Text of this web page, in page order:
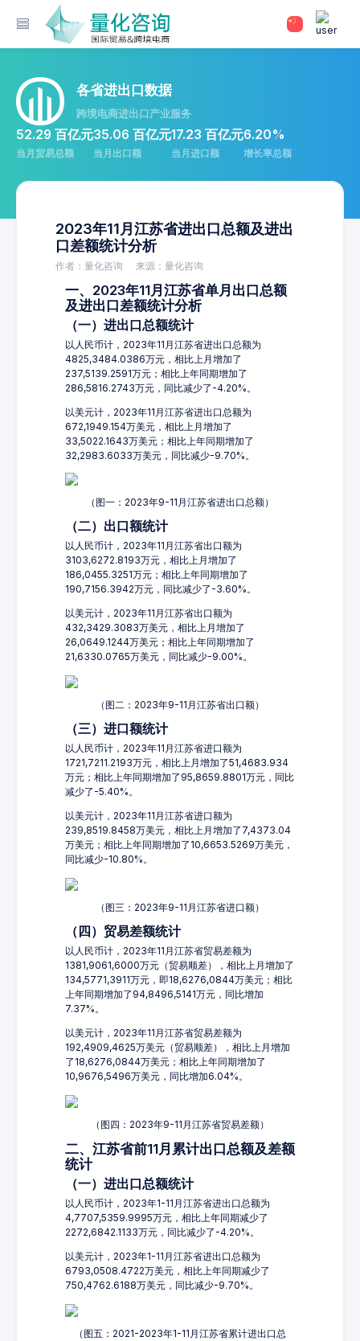
各省进出口数据
跨境电商进出口产业服务
52.29 百亿元
当月贸易总额
35.06 百亿元
当月出口额
17.23 百亿元
当月进口额
6.20%
增长率总额
2023年11月江苏省进出口总额及进出
口差额统计分析
作者：量化咨询 来源：量化咨询
一、2023年11月江苏省单月出口总额
及进出口差额统计分析
（一）进出口总额统计
以人民币计，2023年11月江苏省进出口总额为
4825,3484.0386万元，相比上月增加了
237,5139.2591万元；相比上年同期增加了
286,5816.2743万元，同比减少了-4.20%。
以美元计，2023年11月江苏省进出口总额为
672,1949.154万美元，相比上月增加了
33,5022.1643万美元；相比上年同期增加了
32,2983.6033万美元，同比减少-9.70%。
（图一：2023年9-11月江苏省进出口总额）
（二）出口额统计
以人民币计，2023年11月江苏省出口额为
3103,6272.8193万元，相比上月增加了
186,0455.3251万元；相比上年同期增加了
190,7156.3942万元，同比减少了-3.60%。
以美元计，2023年11月江苏省出口额为
432,3429.3083万美元，相比上月增加了
26,0649.1244万美元；相比上年同期增加了
21,6330.0765万美元，同比减少-9.00%。
（图二：2023年9-11月江苏省出口额）
（三）进口额统计
以人民币计，2023年11月江苏省进口额为
1721,7211.2193万元，相比上月增加了51,4683.934
万元；相比上年同期增加了95,8659.8801万元，同比
减少了-5.40%。
以美元计，2023年11月江苏省进口额为
239,8519.8458万美元，相比上月增加了7,4373.04
万美元；相比上年同期增加了10,6653.5269万美元，
同比减少-10.80%。
（图三：2023年9-11月江苏省进口额）
（四）贸易差额统计
以人民币计，2023年11月江苏省贸易差额为
1381,9061,6000万元（贸易顺差），相比上月增加了
134,5771,3911万元，即18,6276,0844万美元；相比
上年同期增加了94,8496,5141万元，同比增加
7.37%。
以美元计，2023年11月江苏省贸易差额为
192,4909,4625万美元（贸易顺差），相比上月增加
了18,6276,0844万美元；相比上年同期增加了
10,9676,5496万美元，同比增加6.04%。
（图四：2023年9-11月江苏省贸易差额）
二、江苏省前11月累计出口总额及差额
统计
（一）进出口总额统计
以人民币计，2023年1-11月江苏省进出口总额为
4,7707,5359.9995万元，相比上年同期减少了
2272,6842.1133万元，同比减少了-4.20%。
以美元计，2023年1-11月江苏省进出口总额为
6793,0508.4722万美元，相比上年同期减少了
750,4762.6188万美元，同比减少-9.70%。
（图五：2021-2023年1-11月江苏省累计进出口总